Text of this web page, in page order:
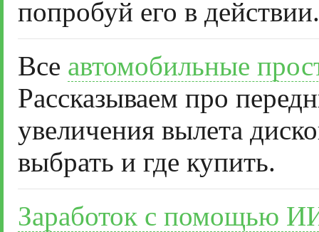
попробуй его в действии.
Все автомобильные
Рассказываем про
увеличения вылета
выбрать и где купить.
Заработок с помощью